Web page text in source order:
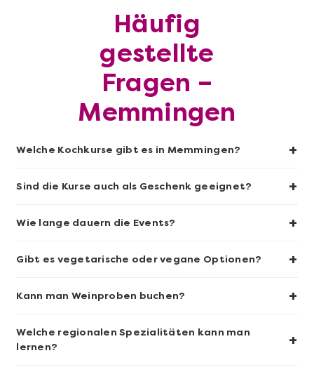
Geschenkbox 100€
Sushi-Kochkurs@Home
Häufig
gestellte
Fragen –
Memmingen
Welche Kochkurse gibt es in Memmingen? +
Sind die Kurse auch als Geschenk geeignet? +
Wie lange dauern die Events? +
Gibt es vegetarische oder vegane Optionen? +
Kann man Weinproben buchen? +
Welche regionalen Spezialitäten kann man
lernen?
+